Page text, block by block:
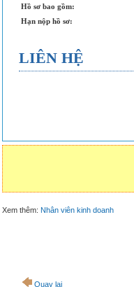
Hồ sơ bao gồm:
Hạn nộp hồ sơ:
LIÊN HỆ
Xem thêm: Nhân viên kinh doanh
Quay lại